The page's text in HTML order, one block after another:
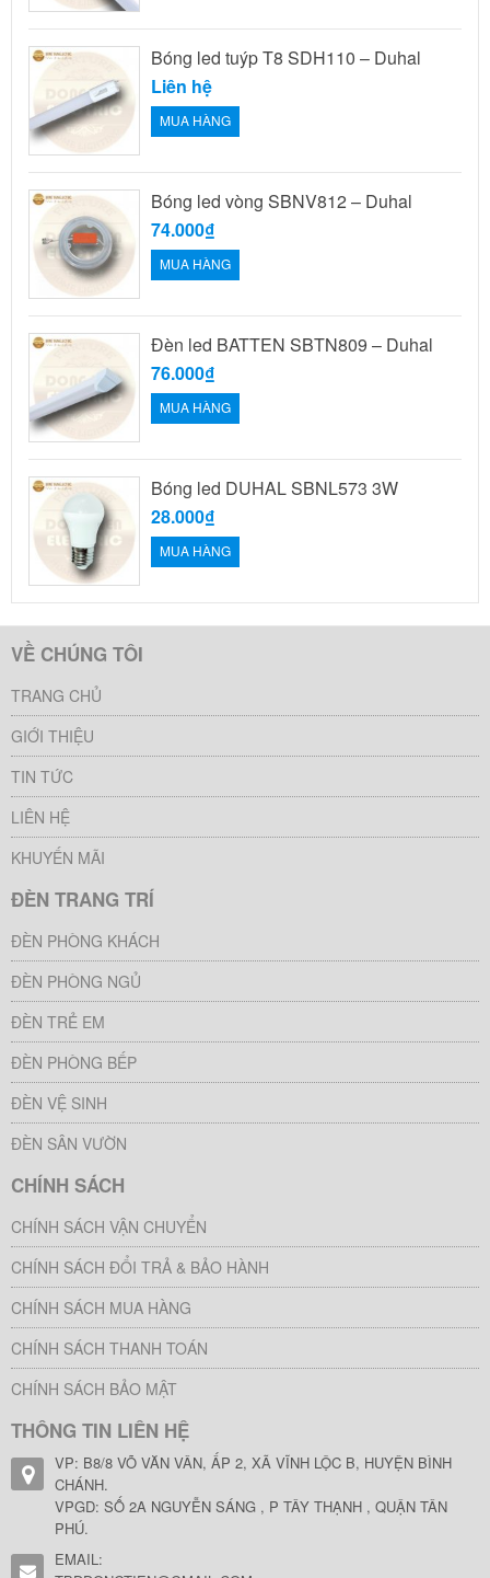
Bóng led tuýp T8 SDH110 – Duhal
Liên hệ
MUA HÀNG
Bóng led vòng SBNV812 – Duhal
74.000₫
MUA HÀNG
Đèn led BATTEN SBTN809 – Duhal
76.000₫
MUA HÀNG
Bóng led DUHAL SBNL573 3W
28.000₫
MUA HÀNG
VỀ CHÚNG TÔI
TRANG CHỦ
GIỚI THIỆU
TIN TỨC
LIÊN HỆ
KHUYẾN MÃI
ĐÈN TRANG TRÍ
ĐÈN PHÒNG KHÁCH
ĐÈN PHÒNG NGỦ
ĐÈN TRẺ EM
ĐÈN PHÒNG BẾP
ĐÈN VỆ SINH
ĐÈN SÂN VƯỜN
CHÍNH SÁCH
CHÍNH SÁCH VẬN CHUYỂN
CHÍNH SÁCH ĐỔI TRẢ & BẢO HÀNH
CHÍNH SÁCH MUA HÀNG
CHÍNH SÁCH THANH TOÁN
CHÍNH SÁCH BẢO MẬT
THÔNG TIN LIÊN HỆ
VP: B8/8 VÕ VĂN VÂN, ẤP 2, XÃ VĨNH LỘC B, HUYỆN BÌNH
CHÁNH.
VPGD: SỐ 2A NGUYỄN SÁNG , P TÂY THẠNH , QUẬN TÂN
PHÚ.
EMAIL: